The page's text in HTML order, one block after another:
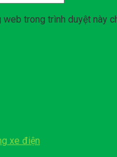
trong trình duyệt này
xe điện